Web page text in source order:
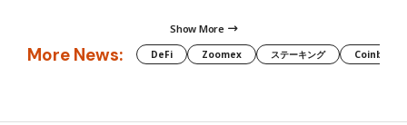
Show More
More News: DeFi Zoomex ステーキング Coinbase